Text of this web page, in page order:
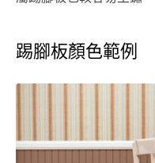
踢腳板顏色範例